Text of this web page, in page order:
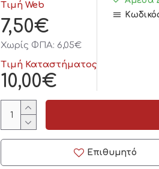
Τιμή Web
7,50€
Χωρίς ΦΠΑ: 6,05€
Τιμή Καταστήματος
10,00€
Επιθυμητό